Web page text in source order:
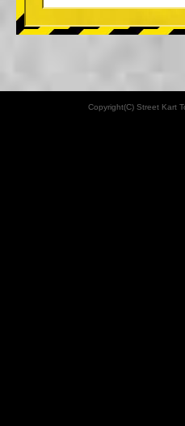
Copyright(C) Street Kart